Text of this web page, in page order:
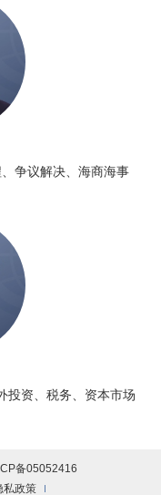
争议解决、海商海事
投资、税务、资本市场
备05052416
私政策